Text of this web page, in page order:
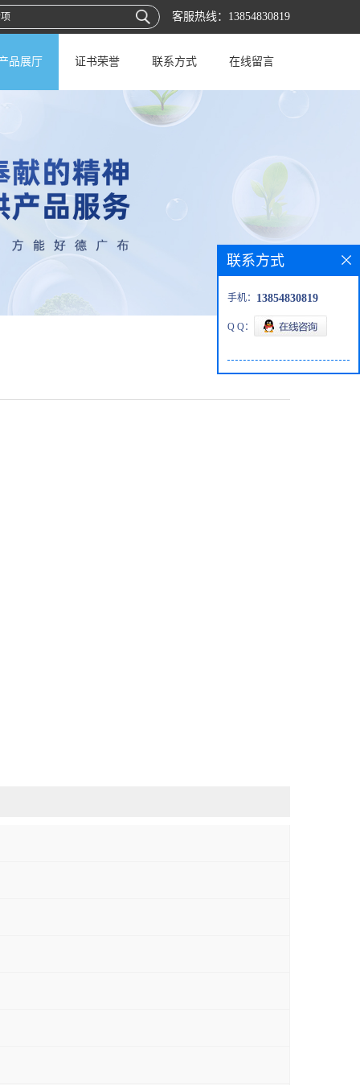
客服热线： 13854830819
品展厅 证书荣誉 联系方式 在线留言
联系方式
手机： 13854830819
Q Q：